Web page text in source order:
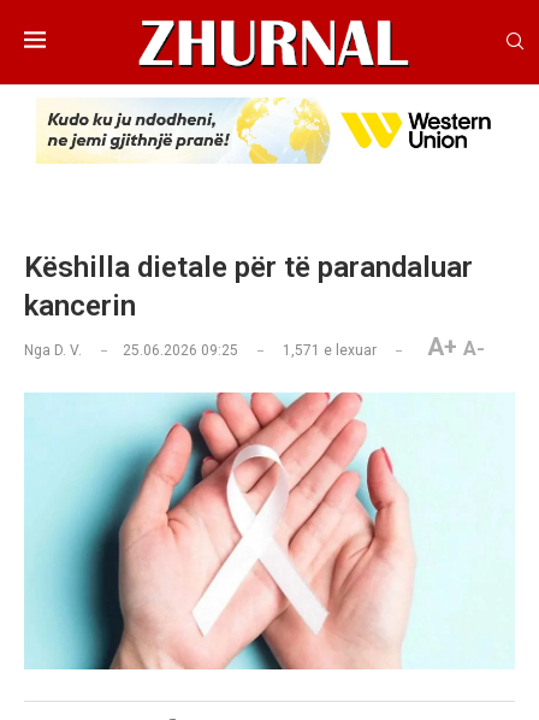
Këshilla dietale për të parandaluar
kancerin
Nga D. V. 25.06.2026 09:25 1,571 e lexuar A+ A-